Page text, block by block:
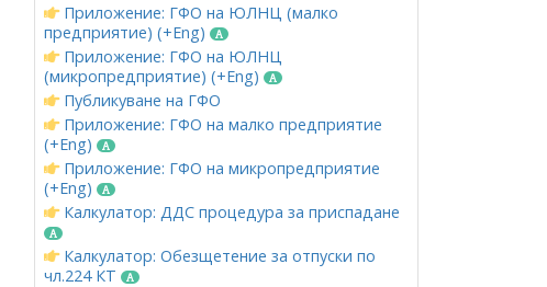
Приложение: ГФО на ЮЛНЦ (малко
предприятие) (+Eng)
Приложение: ГФО на ЮЛНЦ
(микропредприятие) (+Eng)
Публикуване на ГФО
Приложение: ГФО на малко предприятие
(+Eng)
Приложение: ГФО на микропредприятие
(+Eng)
Калкулатор: ДДС процедура за приспадане
Калкулатор: Обезщетение за отпуски по
чл.224 КТ